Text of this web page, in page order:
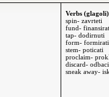
Verbs
spin- zavrteti
fund-
tap- dodirnuti
form- formirati
stem- poticati
proclaim-
discard-
sneak away-